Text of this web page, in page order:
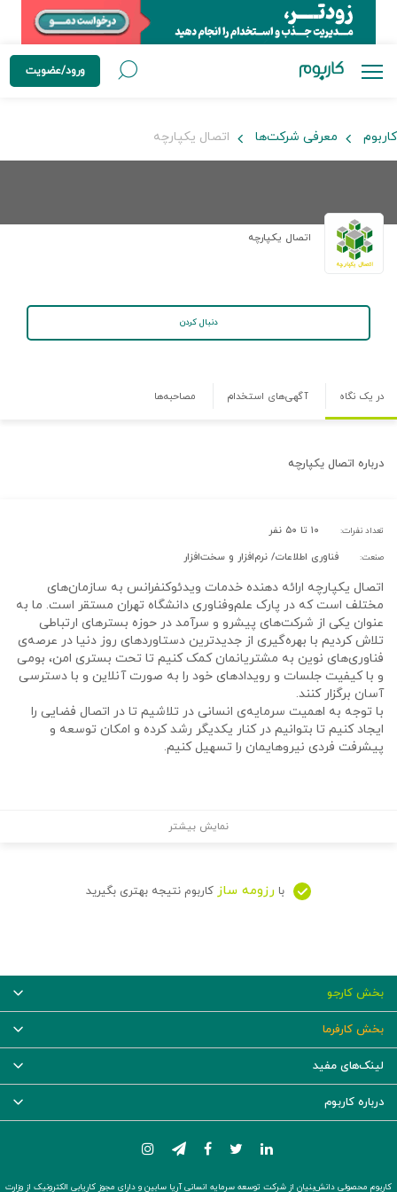
ورود/عضویت
کاربوم معرفی شرکت‌ها اتصال یکپارچه
اتصال یکپارچه
دنبال کردن
در یک نگاه آگهی‌های استخدام مصاحبه‌ها
درباره اتصال یکپارچه
تعداد نفرات: ۱۰ تا ۵۰ نفر
صنعت: فناوری اطلاعات/ نرم‌افزار و سخت‌افزار
اتصال یکپارچه ارائه دهنده خدمات ویدئوکنفرانس به سازمان‌های
مختلف است که در پارک علم‌وفناوری دانشگاه تهران مستقر است. ما به
عنوان یکی از شرکت‌های پیشرو و سرآمد در حوزه بسترهای ارتباطی
تلاش کردیم با بهره‌گیری از جدیدترین دستاوردهای روز دنیا در عرصه‌ی
فناوری‌های نوین به مشتریانمان کمک کنیم تا تحت بستری امن، بومی
و با کیفیت جلسات و رویدادهای خود را به صورت آنلاین و با دسترسی
آسان برگزار کنند.
با توجه به اهمیت سرمایه‌ی انسانی در تلاشیم تا در اتصال فضایی را
ایجاد کنیم تا بتوانیم در کنار یکدیگر رشد کرده و امکان توسعه و
پیشرفت فردی نیروهایمان را تسهیل کنیم.
نمایش بیشتر
با رزومه ساز کاربوم نتیجه بهتری بگیرید
بخش کارجو
بخش کارفرما
لینک‌های مفید
درباره کاربوم
کاربوم محصولی دانش‌بنیان از شرکت توسعه سرمایه انسانی آریا سابین و دارای مجوز کاریابی الکترونیک از وزارت